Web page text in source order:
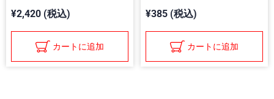
¥2,420 (税込)
カートに追加
¥385 (税込)
カートに追加